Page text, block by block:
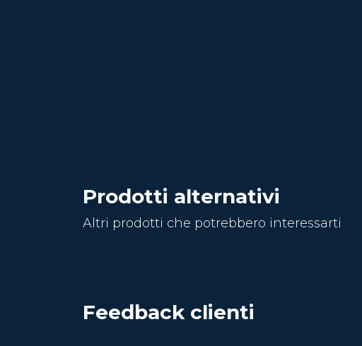
Prodotti alternativi
Altri prodotti che potrebbero interessarti
Feedback clienti